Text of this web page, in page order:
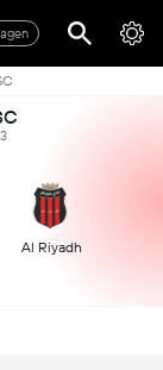
Al Riyadh